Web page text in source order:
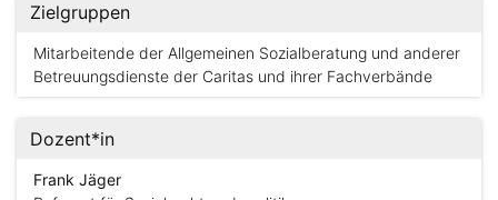
Zielgruppen
Mitarbeitende der Allgemeinen Sozialberatung und anderer
Betreuungsdienste der Caritas und ihrer Fachverbände
Dozent*in
Frank Jäger